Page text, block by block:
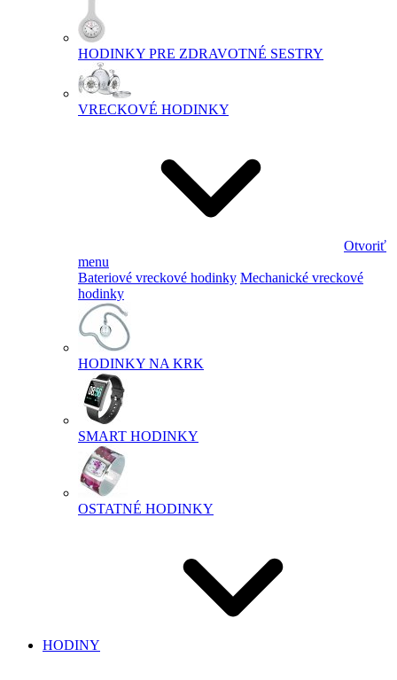
HODINKY PRE ZDRAVOTNÉ SESTRY
VRECKOVÉ HODINKY
Otvoriť
menu
Bateriové vreckové hodinky Mechanické vreckové
hodinky
HODINKY NA KRK
SMART HODINKY
OSTATNÉ HODINKY
HODINY